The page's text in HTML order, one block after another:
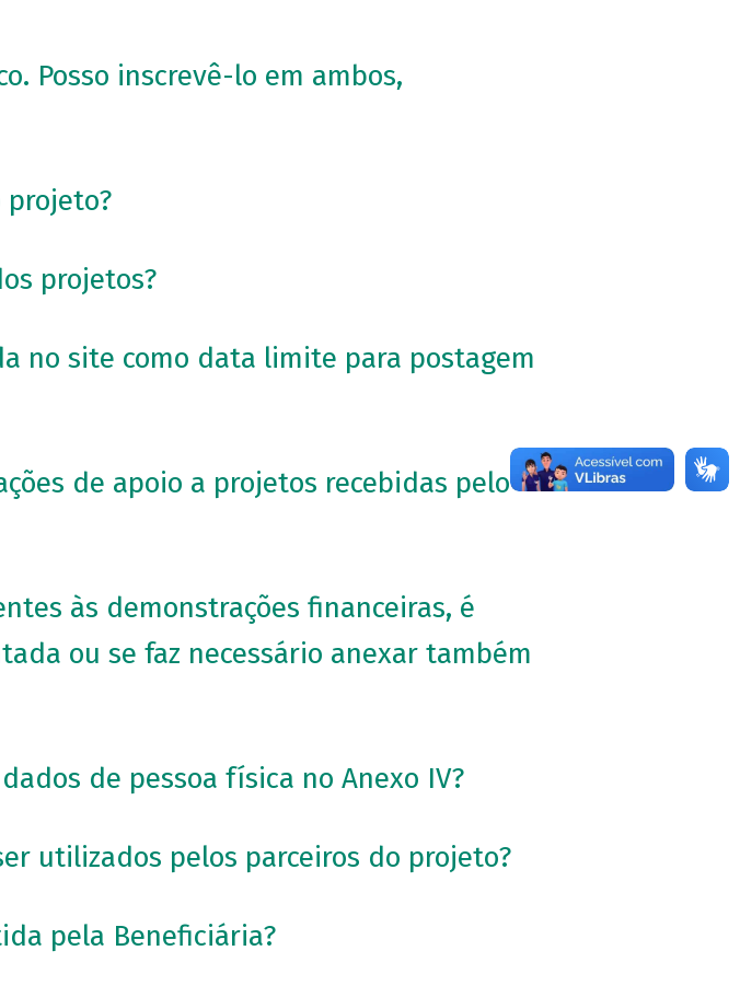
Posso inscrevê-lo em ambos,
projeto?
projetos?
no site como data limite para postagem
de apoio a projetos recebidas pelo
às demonstrações financeiras, é
ou se faz necessário anexar também
de pessoa física no Anexo IV?
utilizados pelos parceiros do projeto?
pela Beneficiária?